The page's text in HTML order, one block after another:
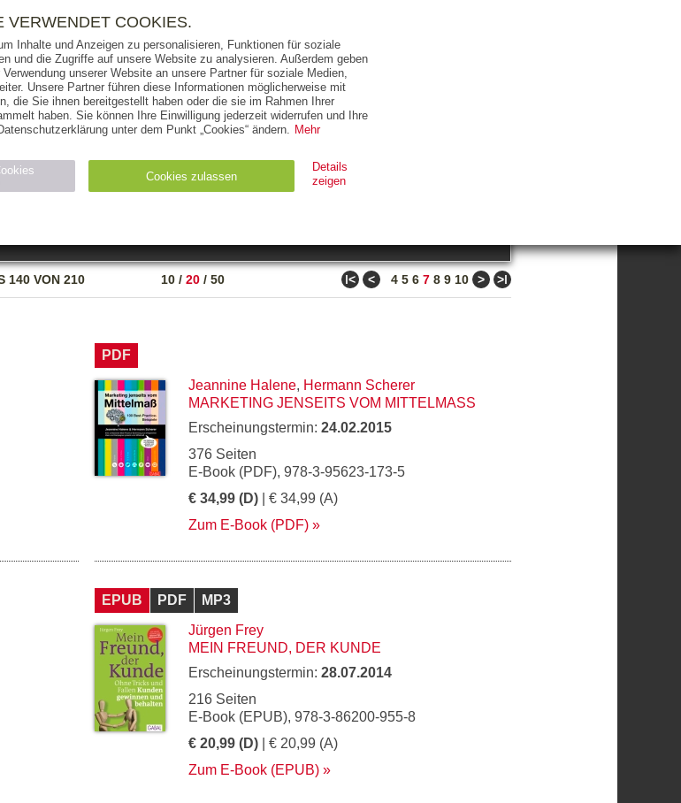
AUS DER REIHE ZUM THEMA
140 VON 210 10 / 20 / 50 ǀ< < 4 5 6 7 8 9 10 > >ǀ
PDF
Jeannine Halene, Hermann Scherer
MARKETING JENSEITS VOM MITTELMASS
Erscheinungstermin: 24.02.2015
376 Seiten
E-Book (PDF), 978-3-95623-173-5
€ 34,99 (D) | € 34,99 (A)
Zum E-Book (PDF)
EPUB PDF
MP3
Jürgen Frey
MEIN FREUND, DER KUNDE
Erscheinungstermin: 28.07.2014
216 Seiten
E-Book (EPUB), 978-3-86200-955-8
€ 20,99 (D) | € 20,99 (A)
Zum E-Book (EPUB)
NON-BOOKS
AUTOREN VERLAG
PRESSE HANDEL FÜR UNTERNEHMEN
VERWENDET COOKIES.
Inhalte und Anzeigen zu personalisieren, Funktionen für soziale
und die Zugriffe auf unsere Website zu analysieren. Außerdem geben
unserer Website an unsere Partner für soziale Medien,
Unsere Partner führen diese Informationen möglicherweise mit
die Sie ihnen bereitgestellt haben oder die sie im Rahmen Ihrer
haben. Sie können Ihre Einwilligung jederzeit widerrufen und Ihre
unter dem Punkt „Cookies“ ändern. Mehr
Cookies zulassen
Details
zeigen
Ablauf
Typ
für die Speicherung der Benutzer-Session verwendet HTTP